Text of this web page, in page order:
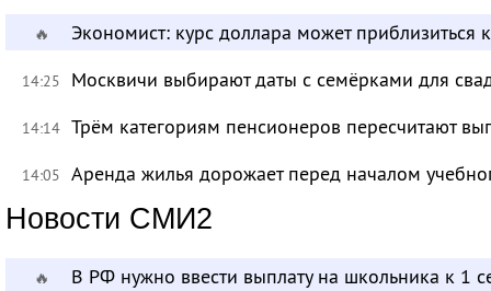
🔥 Экономист: курс доллара может приблизиться
14:25 Москвичи выбирают даты с семёрками для
14:14 Трём категориям пенсионеров пересчитают
14:05 Аренда жилья дорожает перед началом
Новости СМИ2
🔥 В РФ нужно ввести выплату на школьника к 1